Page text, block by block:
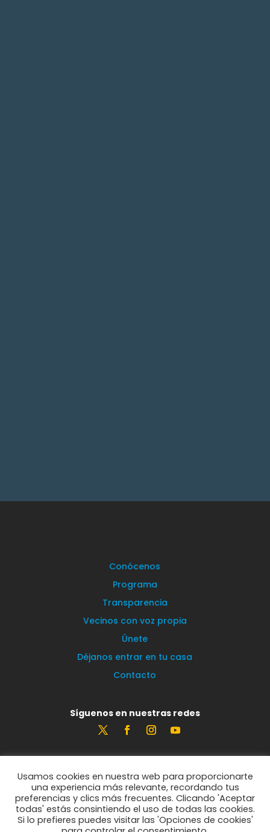
Conócenos
Programa
Transparencia
Vecinos con voz propia
Únete
Déjanos entrar en tu casa
Contacto
Síguenos en nuestras redes
Estamos encantados de leerte
info@vecinosportorrelodones.org
© Vecinos por Torrelodones 2021
Usamos cookies en nuestra web para proporcionarte
una experiencia más relevante, recordando tus
preferencias y clics más frecuentes. Clicando 'Aceptar
todas' estás consintiendo el uso de todas las cookies.
Si lo prefieres puedes visitar las 'Opciones de cookies'